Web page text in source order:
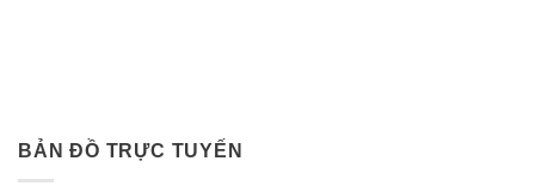
BẢN ĐỒ TRỰC TUYẾN